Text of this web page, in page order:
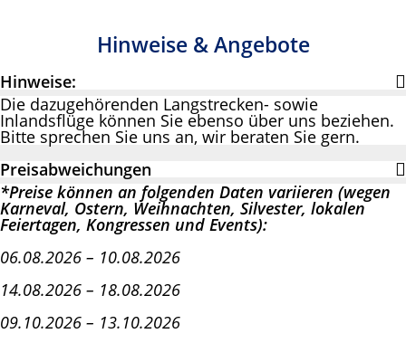
Hinweise & Angebote
Hinweise:
Die dazugehörenden Langstrecken- sowie
Inlandsflüge können Sie ebenso über uns beziehen.
Bitte sprechen Sie uns an, wir beraten Sie gern.
Preisabweichungen
*Preise können an folgenden Daten variieren (wegen
Karneval, Ostern, Weihnachten, Silvester, lokalen
Feiertagen, Kongressen und Events):
06.08.2026 – 10.08.2026
14.08.2026 – 18.08.2026
09.10.2026 – 13.10.2026